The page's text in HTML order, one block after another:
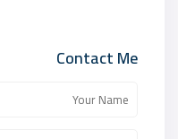
Contact Me